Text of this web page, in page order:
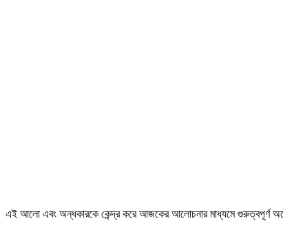
এই আলো এবং অন্ধকারকে কেন্দ্র করে আজকের আলোচনার মাধ্যমে গুরুত্বপূর্ণ